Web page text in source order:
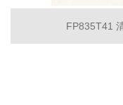
FP835T41